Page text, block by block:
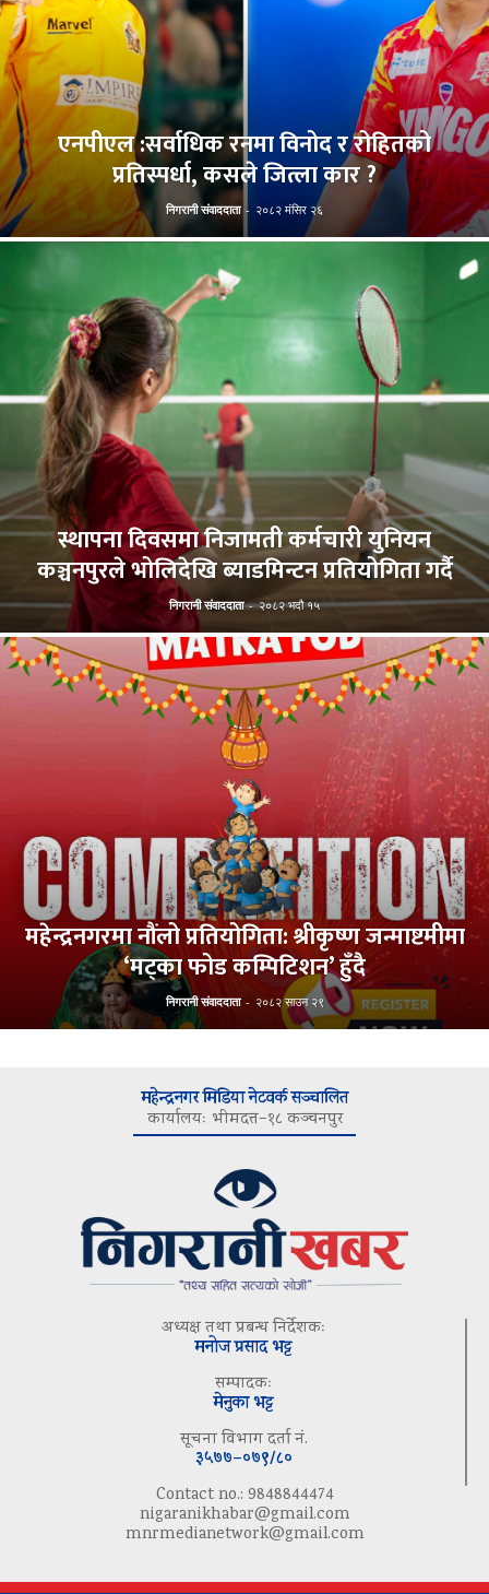
एनपीएल :सर्वाधिक रनमा विनोद र रोहितको
प्रतिस्पर्धा, कसले जित्ला कार ?
निगरानी संवाददाता - २०८२ मंसिर २६
स्थापना दिवसमा निजामती कर्मचारी युनियन
कञ्चनपुरले भोलिदेखि ब्याडमिन्टन प्रतियोगिता गर्दै
निगरानी संवाददाता - २०८२ भदौ १५
महेन्द्रनगरमा नौंलो प्रतियोगिता: श्रीकृष्ण जन्माष्टमीमा
‘मट्का फोड कम्पिटिशन’ हुँदै
निगरानी संवाददाता - २०८२ साउन २९
महेन्द्रनगर मिडिया नेटवर्क सञ्चालित
कार्यालयः भीमदत्त–१८ कञ्चनपुर
अध्यक्ष तथा प्रबन्ध निर्देशकः
मनोज प्रसाद भट्ट
सम्पादकः
मेनुका भट्ट
सूचना विभाग दर्ता नं.
३५७७–०७९/८०
Contact no.: 9848844474
nigaranikhabar@gmail.com
mnrmedianetwork@gmail.com